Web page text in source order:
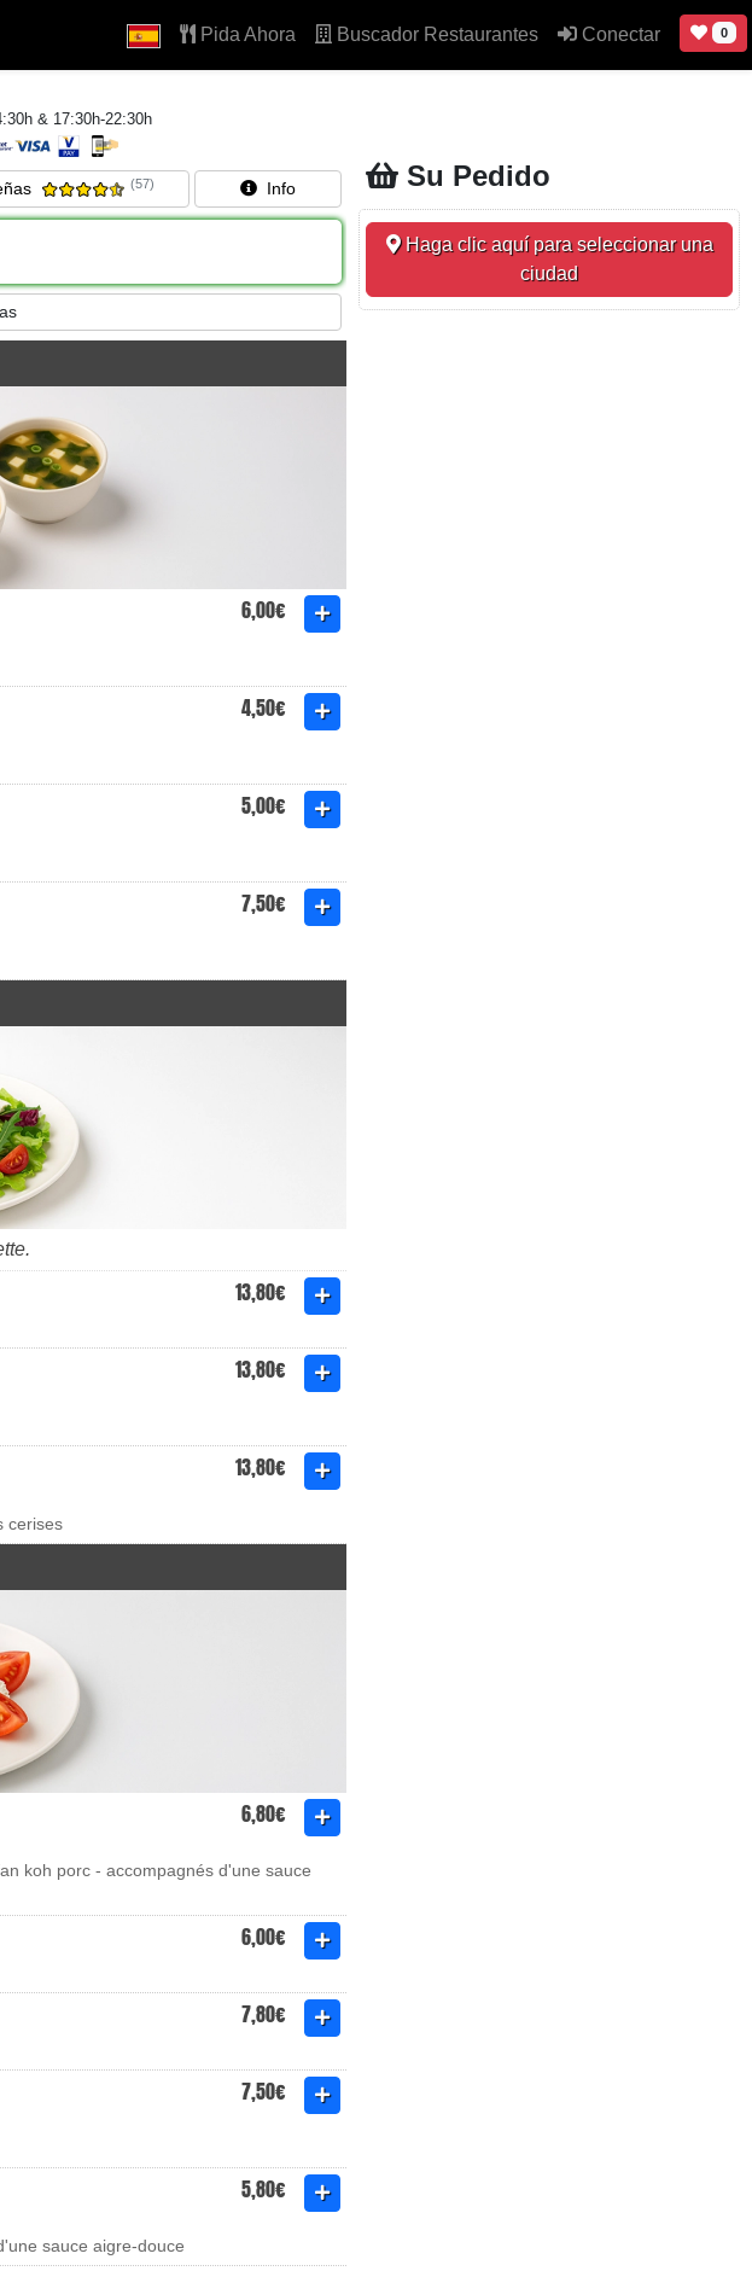
Pida Ahora Buscador Restaurantes Conectar 0
& 17:30h-22:30h
(57) Info
6,00€
4,50€
5,00€
7,50€
13,80€
13,80€
13,80€
cerises
6,80€
koh porc - accompagnés d'une sauce
6,00€
7,80€
7,50€
5,80€
sauce aigre-douce
Su Pedido
Haga clic aquí para seleccionar una
ciudad